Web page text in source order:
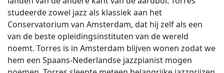
studeerde zowel jazz als klassiek aan het
Conservatorium van Amsterdam, dat hij zelf als een
van de beste opleidingsinstituten van de wereld
noemt. Torres is in Amsterdam blijven wonen zodat we
hem een Spaans-Nederlandse jazzpianist mogen